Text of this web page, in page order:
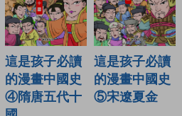
這是孩子必讀
的漫畫中國史
④隋唐五代十
這是孩子必讀
的漫畫中國史
⑤宋遼夏金